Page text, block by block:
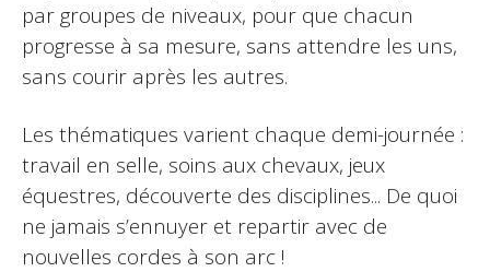
par groupes de niveaux, pour que chacun
progresse à sa mesure, sans attendre les uns,
sans courir après les autres.
Les thématiques varient chaque demi-journée :
travail en selle, soins aux chevaux, jeux
équestres, découverte des disciplines... De quoi
ne jamais s’ennuyer et repartir avec de
nouvelles cordes à son arc !